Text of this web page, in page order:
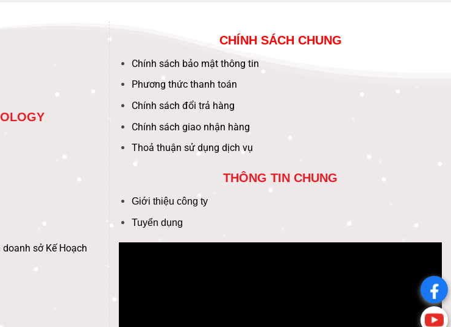
sở Kế Hoạch
CHÍNH SÁCH CHUNG
Chính sách bảo mật thông tin
Phương thức thanh toán
Chính sách đổi trả hàng
Chính sách giao nhận hàng
Thoả thuận sử dụng dịch vụ
THÔNG TIN CHUNG
Giới thiệu công ty
Tuyển dụng
.
.